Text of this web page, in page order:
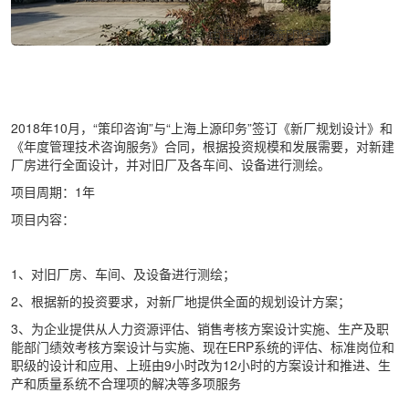
2018年10月，“策印咨询”与“上海上源印务”签订《新厂规划设计》和
《年度管理技术咨询服务》合同，根据投资规模和发展需要，对新建
厂房进行全面设计，并对旧厂及各车间、设备进行测绘。
项目周期：1年
项目内容：
1、对旧厂房、车间、及设备进行测绘；
2、根据新的投资要求，对新厂地提供全面的规划设计方案；
3、为企业提供从人力资源评估、销售考核方案设计实施、生产及职
能部门绩效考核方案设计与实施、现在ERP系统的评估、标准岗位和
职级的设计和应用、上班由9小时改为12小时的方案设计和推进、生
产和质量系统不合理项的解决等多项服务